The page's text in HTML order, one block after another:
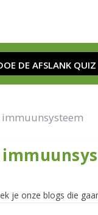
DE AFSLANK QUIZ
immuunsysteem
je onze blogs die